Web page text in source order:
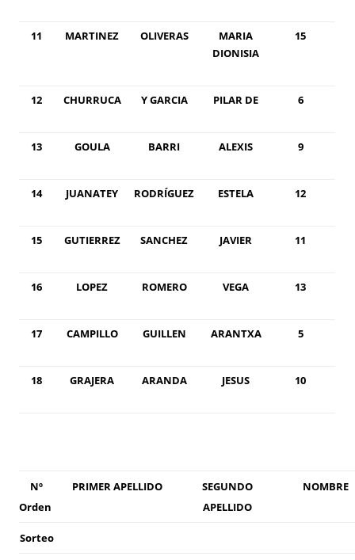
11 MARTINEZ OLIVERAS
MARIA
DIONISIA
15
12 CHURRUCA Y GARCIA PILAR DE 6
13 GOULA BARRI ALEXIS 9
14 JUANATEY RODRÍGUEZ ESTELA 12
15 GUTIERREZ SANCHEZ JAVIER 11
16 LOPEZ ROMERO VEGA 13
17 CAMPILLO GUILLEN ARANTXA 5
18 GRAJERA ARANDA JESUS 10
Nº
Orden
PRIMER APELLIDO
SEGUNDO
APELLIDO
NOMBRE
Sorteo